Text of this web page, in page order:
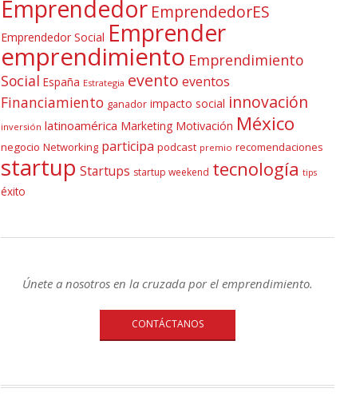
Emprendedor EmprendedorES
Emprendedor Social Emprender
emprendimiento Emprendimiento
Social España Estrategia evento eventos
Financiamiento ganador impacto social innovación
inversión latinoamérica Marketing Motivación México
negocio Networking participa podcast premio recomendaciones
startup Startups startup weekend tecnología tips
éxito
Únete a nosotros en la cruzada por el emprendimiento.
CONTÁCTANOS